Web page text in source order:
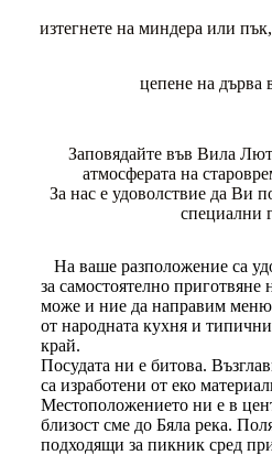
изтегнете на миндера или
цепене на дърва
Заповядайте във Вила
атмосферата на
За нас е удоволствие да Ви
специални
На ваше разположение са
за самостоятелно приготвяне
може и ние да направим меню
от народната кухня и
край.
Посудата ни е битова.
са изработени от еко
Местоположението ни е в
близост сме до Бяла река.
подходящи за пикник сред